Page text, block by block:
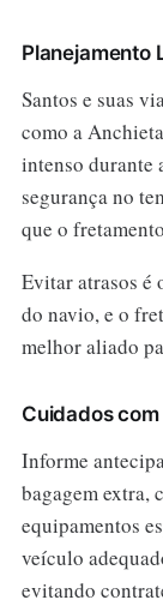
Planejamento
Santos e suas
como a
intenso durante
segurança no
que o
Evitar atrasos é
do navio, e o
melhor aliado
Cuidados
Informe
bagagem extra,
equipamentos
veículo
evitando